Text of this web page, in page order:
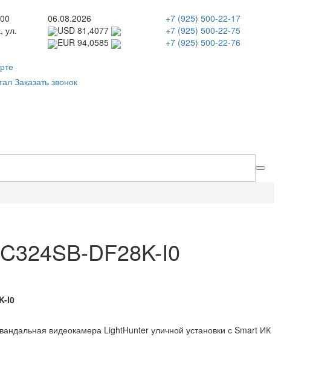
ул.
06.08.2026
USD 81,4077
EUR 94,0585
+7 (925) 500-22-17
+7 (925) 500-22-75
+7 (925) 500-22-76
Заказать звонок
DF28K-I0
I0
видеокамера LightHunter уличной установки с Smart ИК